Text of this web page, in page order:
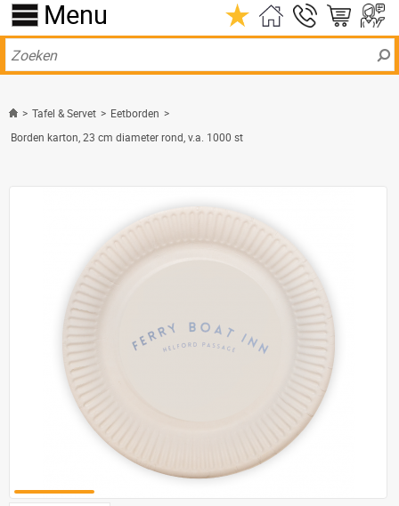
Menu
> Tafel & Servet > Eetborden >
Borden karton, 23 cm diameter rond, v.a. 1000 st